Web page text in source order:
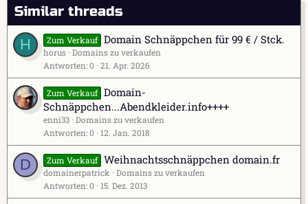
Similar threads
H
Zum Verkauf Domain Schnäppchen für 99 € / Stck.
horus Domains zu verkaufen
Antworten 0 21. Apr. 2026
Zum Verkauf Domain-
Schnäppchen...Abendkleider.info++++
enni33 Domains zu verkaufen
Antworten 0 12. Jan. 2018
D Zum Verkauf Weihnachtsschnäppchen domain.fr
domainerpatrick
Domains zu verkaufen
Antworten 0 15. Dez. 2013